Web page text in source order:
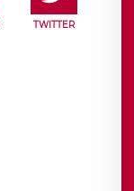
TWITTER